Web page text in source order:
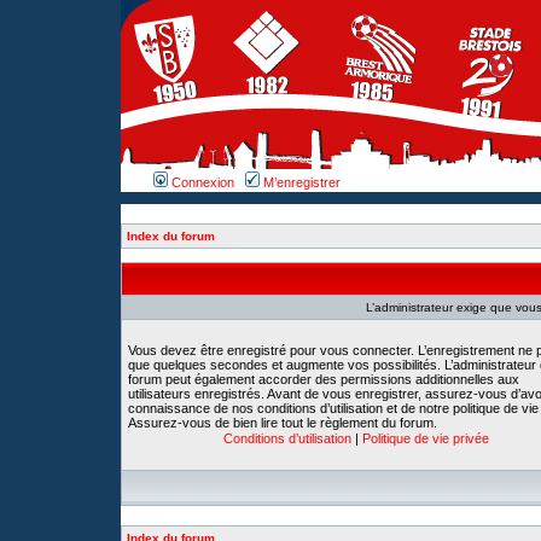
Connexion M’enregistrer
Index du forum
L’administrateur exige que
Vous devez être enregistré pour vous connecter. L’enregistrement ne
que quelques secondes et augmente vos possibilités. L’administrateur
forum peut également accorder des permissions additionnelles aux
utilisateurs enregistrés. Avant de vous enregistrer, assurez-vous
connaissance de nos conditions d’utilisation et de notre politique de
Assurez-vous de bien lire tout le règlement du forum.
Conditions d’utilisation | Politique de vie privée
Index du forum